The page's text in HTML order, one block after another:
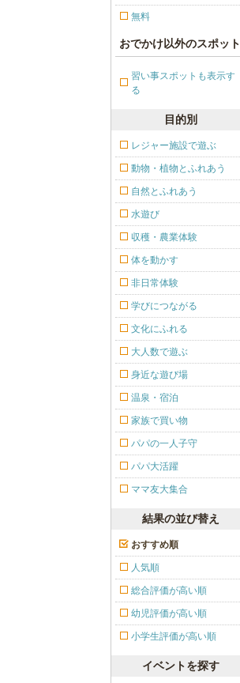
無料
おでかけ以外のスポット
習い事スポットも表示す
る
目的別
レジャー施設で遊ぶ
動物・植物とふれあう
自然とふれあう
水遊び
収穫・農業体験
体を動かす
非日常体験
学びにつながる
文化にふれる
大人数で遊ぶ
身近な遊び場
温泉・宿泊
家族で買い物
パパの一人子守
パパ大活躍
ママ友大集合
結果の並び替え
おすすめ順
人気順
総合評価が高い順
幼児評価が高い順
小学生評価が高い順
イベントを探す